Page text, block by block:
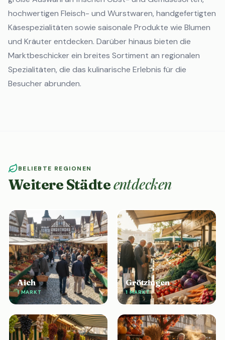
hochwertigen Fleisch- und Wurstwaren, handgefertigten
Käsespezialitäten sowie saisonale Produkte wie Blumen
und Kräuter entdecken. Darüber hinaus bieten die
Marktbeschicker ein breites Sortiment an regionalen
Spezialitäten, die das kulinarische Erlebnis für die
Besucher abrunden.
BELIEBTE REGIONEN
Weitere Städteentdecken
Aich
1 MARKT
Grötzingen
1 MARKT